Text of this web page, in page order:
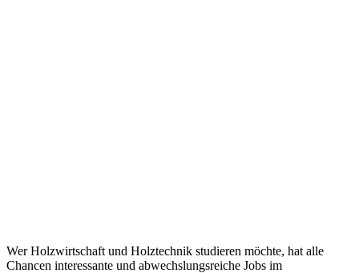
Wer Holzwirtschaft und Holztechnik studieren möchte, hat alle
Chancen interessante und abwechslungsreiche Jobs im